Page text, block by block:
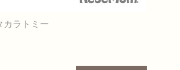
カラトミー